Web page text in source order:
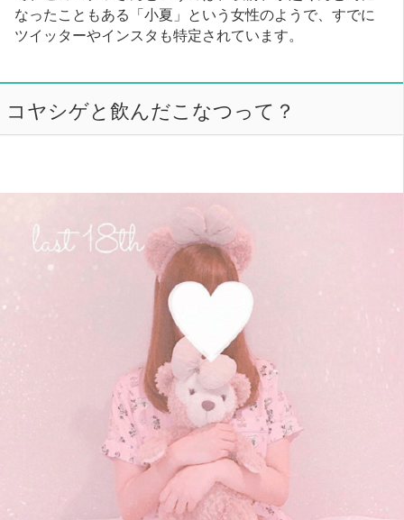
なったこともある「小夏」という女性のようで、すでに
ツイッターやインスタも特定されています。
コヤシゲと飲んだこなつって？